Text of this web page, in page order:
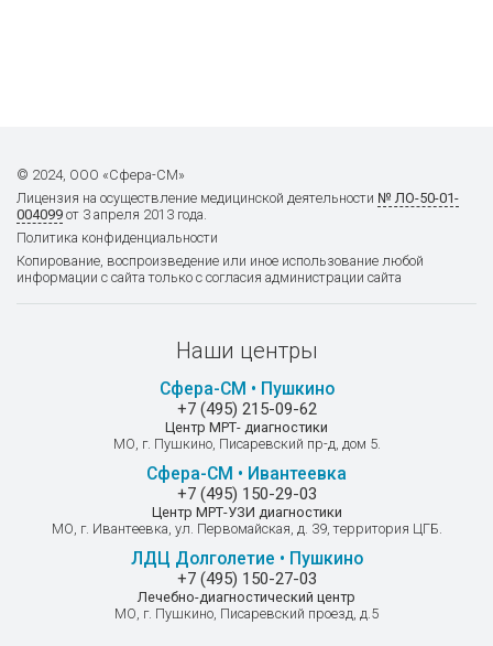
© 2024, ООО «Сфера-СМ»
Лицензия на осуществление медицинской деятельности № ЛО-50-01-
004099 от 3 апреля 2013 года.
Политика конфиденциальности
Копирование, воспроизведение или иное использование любой
информации с сайта только с согласия администрации сайта
Наши центры
Сфера-СМ • Пушкино
+7 (495) 215-09-62
Центр МРТ- диагностики
МО, г. Пушкино, Писаревский пр-д, дом 5.
Сфера-СМ • Ивантеевка
+7 (495) 150-29-03
Центр МРТ-УЗИ диагностики
МО, г. Ивантеевка, ул. Первомайская, д. 39, территория ЦГБ.
ЛДЦ Долголетие • Пушкино
+7 (495) 150-27-03
Лечебно-диагностический центр
МО, г. Пушкино, Писаревский проезд, д.5